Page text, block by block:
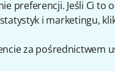
preferencji. Jeśli Ci to
i marketingu,
za pośrednictwem